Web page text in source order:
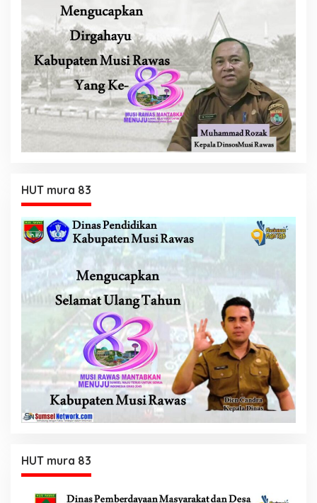
HUT mura 83
HUT mura 83